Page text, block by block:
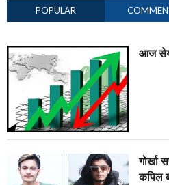
POPULAR
आज
गोर्खा
कपिल